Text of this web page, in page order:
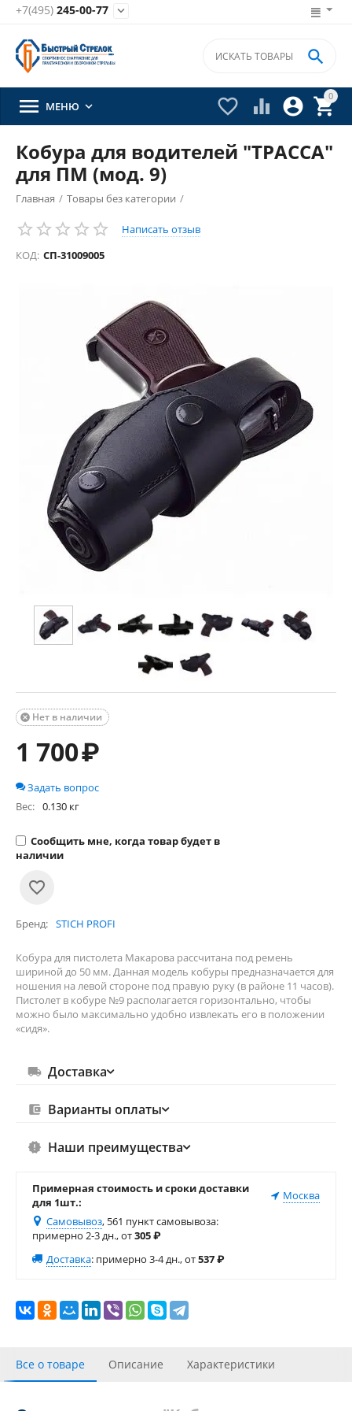
+7(495) 245-00-77 
0


 

 МЕНЮ 
Кобура для водителей "ТРАССА"
для ПМ (мод. 9)
Главная / Товары без категории /
Написать отзыв
КОД: СП-31009005
Нет в наличии

1 700₽
Задать вопрос
Вес: 0.130 кг
Сообщить мне, когда товар будет в
наличии
Бренд STICH PROFI
Кобура для пистолета Макарова рассчитана под ремень
шириной до 50 мм. Данная модель кобуры предназначается для
ношения на левой стороне под правую руку (в районе 11 часов).
Пистолет в кобуре №9 располагается горизонтально, чтобы
можно было максимально удобно извлекать его в положении
«сидя».
Доставка
Варианты оплаты
Наши преимущества
Примерная стоимость и сроки доставки
для 1шт.:
Москва
Самовывоз, 561 пункт самовывоза:
примерно 2-3 дн., от305₽
Доставка: примерно 3-4 дн., от537₽
Все о товаре Описание Характеристики